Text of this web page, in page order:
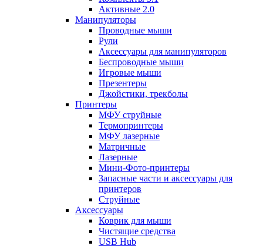
Активные 2.0
Манипуляторы
Проводные мыши
Рули
Аксессуары для манипуляторов
Беспроводные мыши
Игровые мыши
Презентеры
Джойстики, трекболы
Принтеры
МФУ струйные
Термопринтеры
МФУ лазерные
Матричные
Лазерные
Мини-Фото-принтеры
Запасные части и аксессуары для
принтеров
Струйные
Аксессуары
Коврик для мыши
Чистящие средства
USB Hub